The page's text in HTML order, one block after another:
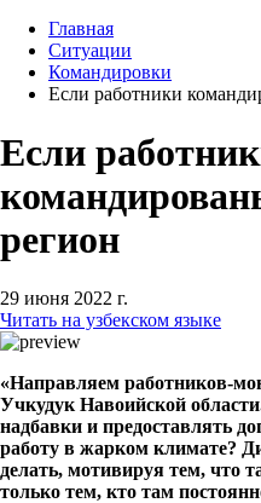
Главная
Ситуации
Командировки
Если работники
Если
регион
29 июня 2022 г.
Читать на узбекском языке
«Направляем работников-
Учкудук Навоийской
надбавки и предоставлять
работу в жарком климате?
делать, мотивируя тем, что
только тем, кто там